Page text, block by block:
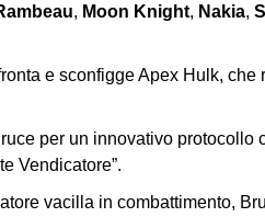
, Moon Knight, Nakia,
e sconfigge Apex Hulk,
per un innovativo protocollo
Vendicatore”.
vacilla in combattimento,